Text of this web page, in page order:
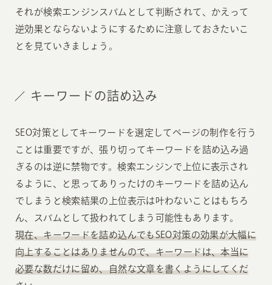
それが検索エンジンスパムとして判断されて、かえって
逆効果とならないようにするために注意しておきたいこ
とを見ていきましょう。
キーワードの詰め込み
SEO対策としてキーワードを選定してページの制作を行う
ことは重要ですが、張り切ってキーワードを詰め込み過
ぎるのは逆に禁物です。検索エンジンで上位に表示され
るように、と思ってありったけのキーワードを詰め込ん
でしまうと検索結果の上位表示は叶わないことはもちろ
ん、スパムとして扱われてしまう可能性もあります。
現在、キーワードを詰め込んでもSEO対策の効果が大幅に
向上することはありませんので、キーワードは、本当に
必要な数だけに留め、自然な文章を書くようにしてくだ